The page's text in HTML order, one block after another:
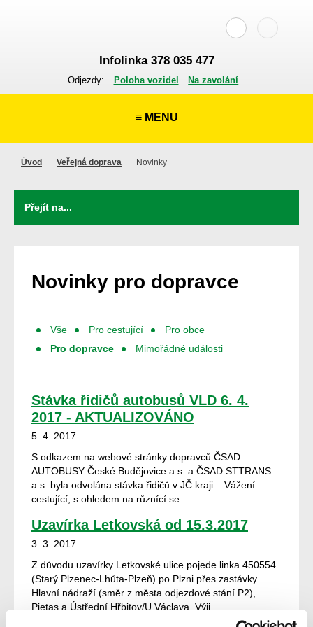
Infolinka 378 035 477
Odjezdy: Poloha vozidel Na zavolání
≡ MENU
Úvod Veřejná doprava Novinky
Novinky pro dopravce
Vše Pro cestující
Pro obce
Pro dopravce
Mimořádné události
Stávka řidičů autobusů VLD 6. 4.
2017 - AKTUALIZOVÁNO
5. 4. 2017
S odkazem na webové stránky dopravců ČSAD
AUTOBUSY České Budějovice a.s. a ČSAD STTRANS
a.s. byla odvolána stávka řidičů v JČ kraji. Vážení
cestující, s ohledem na různící se...
Uzavírka Letkovská od 15.3.2017
3. 3. 2017
Z důvodu uzavírky Letkovské ulice pojede linka 450554
(Starý Plzenec-Lhůta-Plzeň) po Plzni přes zastávky
Hlavní nádraží (směr z města odjezdové stání P2),
Pietas a Ústřední Hřbitov/U Václava. Výji...